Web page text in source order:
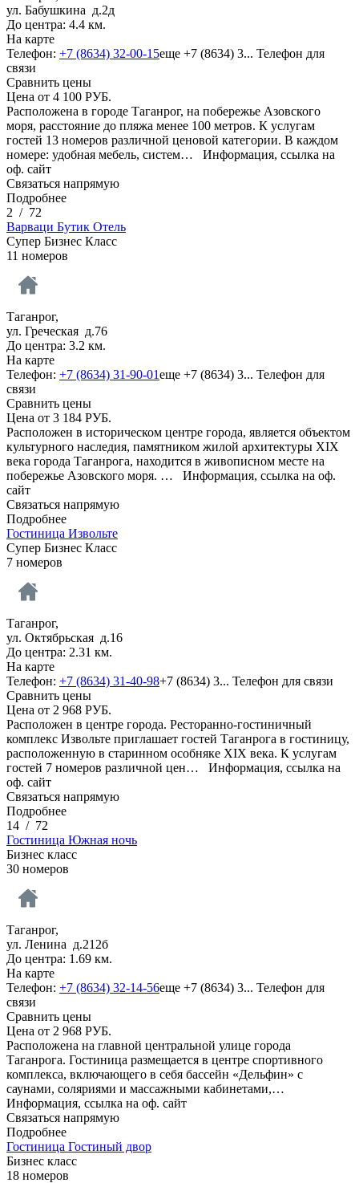
ул. Бабушкина д.2д
До центра: 4.4 км.
На карте
Телефон: +7 (8634) 32-00-15еще +7 (8634) 3... Телефон для
связи
Сравнить цены
Цена от 4 100 РУБ.
Расположена в городе Таганрог, на побережье Азовского
моря, расстояние до пляжа менее 100 метров. К услугам
гостей 13 номеров различной ценовой категории. В каждом
номере: удобная мебель, систем… Информация, ссылка на
оф. сайт
Связаться напрямую
Подробнее
2 / 72
Варваци Бутик Отель
Супер Бизнес Класс
11 номеров
Таганрог,
ул. Греческая д.76
До центра: 3.2 км.
На карте
Телефон: +7 (8634) 31-90-01еще +7 (8634) 3... Телефон для
связи
Сравнить цены
Цена от 3 184 РУБ.
Расположен в историческом центре города, является объектом
культурного наследия, памятником жилой архитектуры XIX
века города Таганрога, находится в живописном месте на
побережье Азовского моря. … Информация, ссылка на оф.
сайт
Связаться напрямую
Подробнее
Гостиница Извольте
Супер Бизнес Класс
7 номеров
Таганрог,
ул. Октябрьская д.16
До центра: 2.31 км.
На карте
Телефон: +7 (8634) 31-40-98+7 (8634) 3... Телефон для связи
Сравнить цены
Цена от 2 968 РУБ.
Расположен в центре города. Ресторанно-гостиничный
комплекс Извольте приглашает гостей Таганрога в гостиницу,
расположенную в старинном особняке XIX века. К услугам
гостей 7 номеров различной цен… Информация, ссылка на
оф. сайт
Связаться напрямую
Подробнее
14 / 72
Гостиница Южная ночь
Бизнес класс
30 номеров
Таганрог,
ул. Ленина д.212б
До центра: 1.69 км.
На карте
Телефон: +7 (8634) 32-14-56еще +7 (8634) 3... Телефон для
связи
Сравнить цены
Цена от 2 968 РУБ.
Расположена на главной центральной улице города
Таганрога. Гостиница размещается в центре спортивного
комплекса, включающего в себя бассейн «Дельфин» с
саунами, соляриями и массажными кабинетами,…
Информация, ссылка на оф. сайт
Связаться напрямую
Подробнее
Гостиница Гостиный двор
Бизнес класс
18 номеров